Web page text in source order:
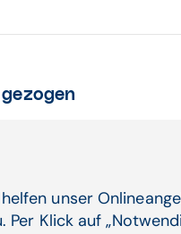
unser
Klick auf